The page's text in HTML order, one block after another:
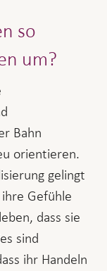
so
um?
Bahn
orientieren.
gelingt
Gefühle
dass sie
sind
ihr Handeln